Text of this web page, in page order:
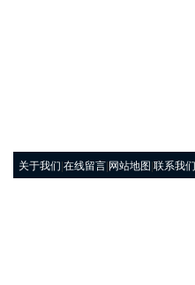
关于我们 在线留言 网站地图 联系我们